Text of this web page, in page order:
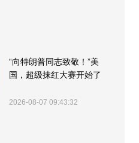
“向特朗普同志致敬！”美
国，超级抹红大赛开始了
2026-08-07 09:43:32